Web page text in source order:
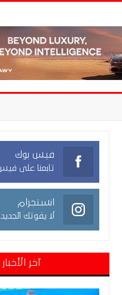
فيس بوك
تابعنا على
انستجرام
لا يفوتك
آخر الأخبار